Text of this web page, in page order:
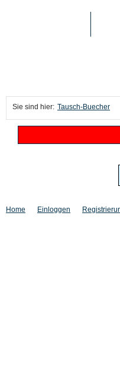
Sie sind hier: Tausch-Buecher
Home Einloggen